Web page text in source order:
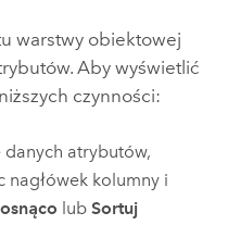
warstwy obiektowej
Aby wyświetlić
czynności:
danych atrybutów,
nagłówek kolumny i
lubSortuj